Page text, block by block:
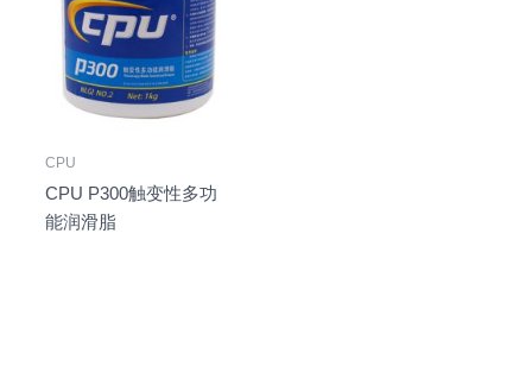
CPU
CPU P300触变性多功
能润滑脂